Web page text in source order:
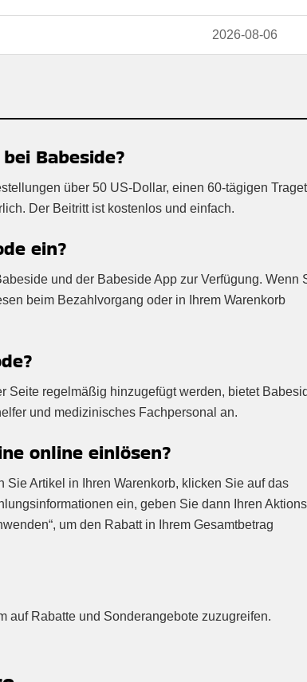
2026-08-06
Babeside?
über 50 US-Dollar, einen 60-tägigen
Der Beitritt ist kostenlos und einfach.
ein?
und der Babeside App zur Verfügung. Wenn
beim Bezahlvorgang oder in Ihrem Warenkorb
Seite regelmäßig hinzugefügt werden, bietet
und medizinisches Fachpersonal an.
online einlösen?
Artikel in Ihren Warenkorb, klicken Sie auf das
ein, geben Sie dann Ihren
um den Rabatt in Ihrem Gesamtbetrag
auf Rabatte und Sonderangebote zuzugreifen.